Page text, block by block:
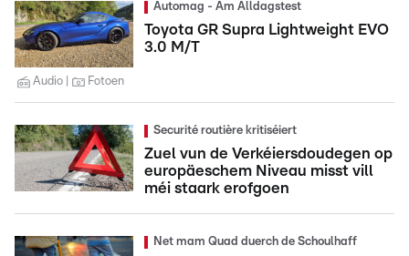
Automag - Am Alldagstest
Toyota GR Supra Lightweight EVO
3.0 M/T
Audio Fotoen
Securité routière kritiséiert
Zuel vun de Verkéiersdoudegen op
europäeschem Niveau misst vill
méi staark erofgoen
Net mam Quad duerch de Schoulhaff